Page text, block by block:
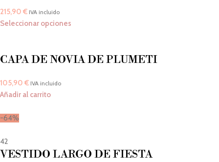
215,90 € IVA incluido
Seleccionar opciones
CAPA DE NOVIA DE PLUMETI
105,90 € IVA incluido
Añadir al carrito
-64%
42
VESTIDO LARGO DE FIESTA